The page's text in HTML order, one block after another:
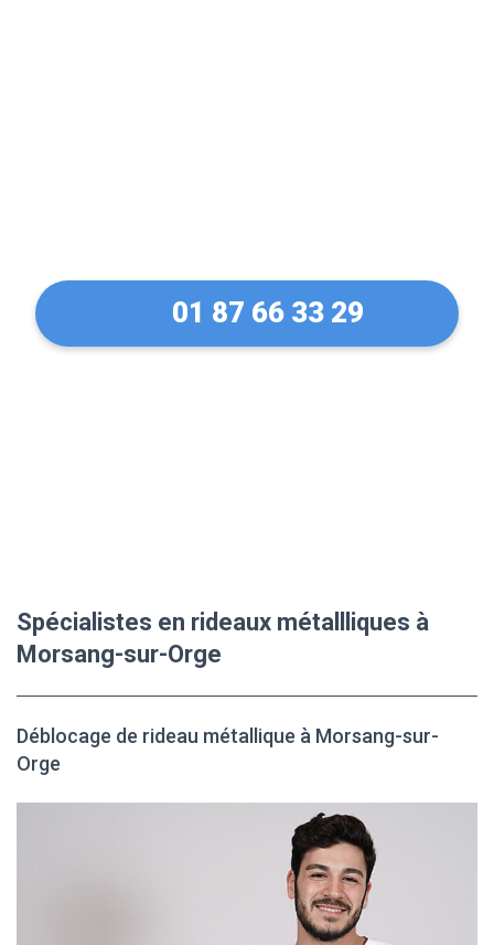
01 87 66 33 29
Spécialistes en rideaux métallliques à
Morsang-sur-Orge
Déblocage de rideau métallique à Morsang-sur-
Orge